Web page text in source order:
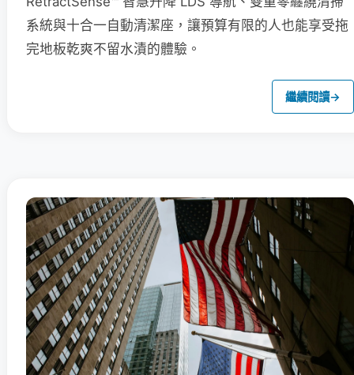
系統與十合一自動清潔座，讓預算有限的人也能享受拖
完地板乾爽不留水漬的體驗。
繼續閱讀→